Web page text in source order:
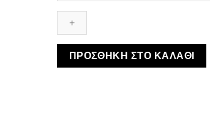
Σουέτ
Φάκελος
ποσότητα
ΠΡΟΣΘΉΚΗ ΣΤΟ ΚΑΛΆΘΙ